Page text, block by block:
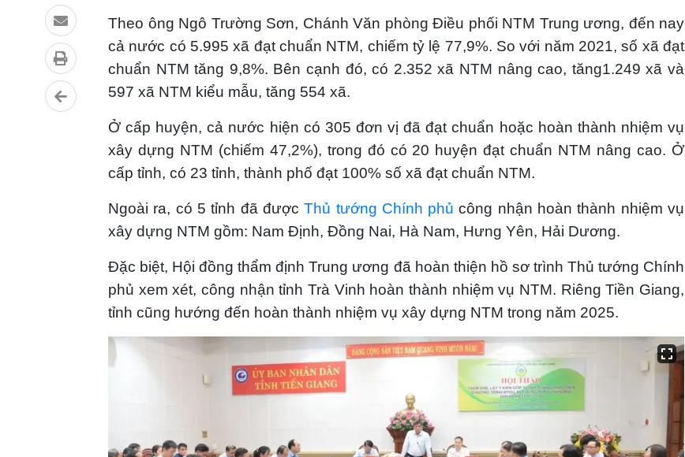
Theo ông Ngô Trường Sơn, Chánh Văn phòng Điều phối NTM Trung ương, đến nay
cả nước có 5.995 xã đạt chuẩn NTM, chiếm tỷ lệ 77,9%. So với năm 2021, số xã đạt
chuẩn NTM tăng 9,8%. Bên cạnh đó, có 2.352 xã NTM nâng cao, tăng1.249 xã và
597 xã NTM kiểu mẫu, tăng 554 xã.
Ở cấp huyện, cả nước hiện có 305 đơn vị đã đạt chuẩn hoặc hoàn thành nhiệm vụ
xây dựng NTM (chiếm 47,2%), trong đó có 20 huyện đạt chuẩn NTM nâng cao. Ở
cấp tỉnh, có 23 tỉnh, thành phố đạt 100% số xã đạt chuẩn NTM.
Ngoài ra, có 5 tỉnh đã đượcThủ tướng Chính phủ công nhận hoàn thành nhiệm vụ
xây dựng NTM gồm: Nam Định, Đồng Nai, Hà Nam, Hưng Yên, Hải Dương.
Đặc biệt, Hội đồng thẩm định Trung ương đã hoàn thiện hồ sơ trình Thủ tướng Chính
phủ xem xét, công nhận tỉnh Trà Vinh hoàn thành nhiệm vụ NTM. Riêng Tiền Giang,
tỉnh cũng hướng đến hoàn thành nhiệm vụ xây dựng NTM trong năm 2025.